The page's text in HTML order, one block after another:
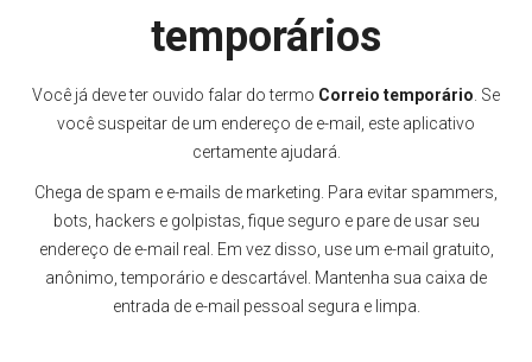
temporários
Você já deve ter ouvido falar do termo Correio temporário . Se
você suspeitar de um endereço de e-mail, este aplicativo
certamente ajudará.
Chega de spam e e-mails de marketing. Para evitar spammers,
bots, hackers e golpistas, fique seguro e pare de usar seu
endereço de e-mail real. Em vez disso, use um e-mail gratuito,
anônimo, temporário e descartável. Mantenha sua caixa de
entrada de e-mail pessoal segura e limpa.